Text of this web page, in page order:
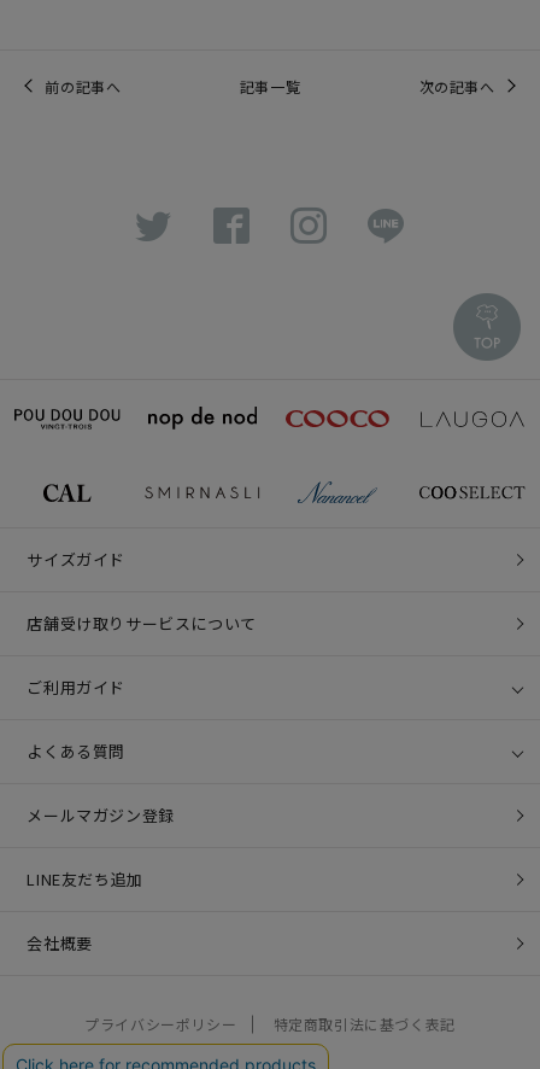
前の記事へ 記事一覧 次の記事へ
サイズガイド
店舗受け取りサービスについて
ご利用ガイド
よくある質問
メールマガジン登録
LINE友だち追加
会社概要
プライバシーポリシー 特定商取引法に基づく表記